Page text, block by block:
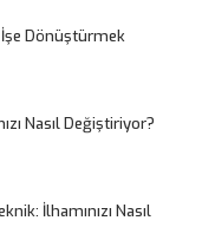
Dönüştürmek
Nasıl Değiştiriyor?
İlhamınızı Nasıl